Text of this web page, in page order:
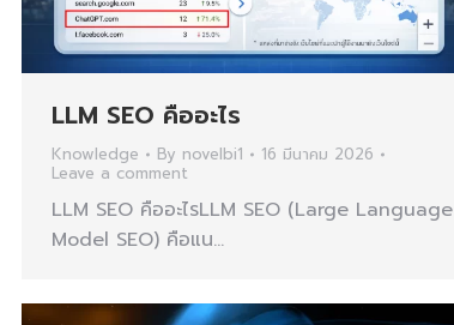
LLM SEO คืออะไร
Knowledge By novelbi1
16 มีนาคม 2026
Leave a comment
LLM SEO คืออะไรLLM SEO (Large Language
Model SEO) คือแน…